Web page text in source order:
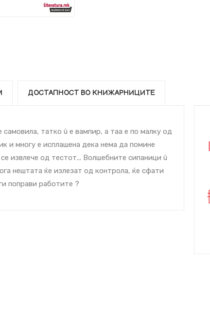
ДОСТАПНОСТ ВО КНИЖАРНИЦИТЕ
татко ù е вампир, а таа е по малку од
и многу е исплашена дека нема да помине
извлече од тестот... Волшебните сипаници ù
нештата ќе излезат од контрола, ќе сфати
поправи работите ?